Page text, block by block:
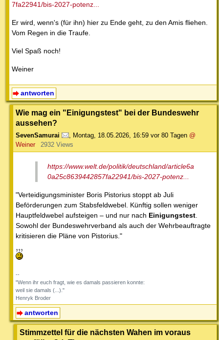
7fa22941/bis-2027-potenz...
Er wird, wenn's (für ihn) hier zu Ende geht, zu den Amis fliehen.
Vom Regen in die Traufe.
Viel Spaß noch!
Weiner
antworten
Wie mag ein "Einigungstest" bei der Bundeswehr
aussehen?
SevenSamurai , Montag, 18.05.2026, 16:59 vor 80 Tagen @
Weiner
2932 Views
https://www.welt.de/politik/deutschland/article6a
0a25c8639442857fa22941/bis-2027-potenz...
"Verteidigungsminister Boris Pistorius stoppt ab Juli
Beförderungen zum Stabsfeldwebel. Künftig sollen weniger
Hauptfeldwebel aufsteigen – und nur nach Einigungstest
Sowohl der Bundeswehrverband als auch der Wehrbeauftragte
kritisieren die Pläne von Pistorius."
--
"Wenn ihr euch fragt, wie es damals passieren konnte:
weil sie damals (...)."
Henryk Broder
antworten
Stimmzettel für die nächsten Wahen im voraus